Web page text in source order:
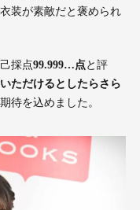
装が素敵だと褒められ
採点99.999…点と評
ただけるとしたらさら
待を込めました。